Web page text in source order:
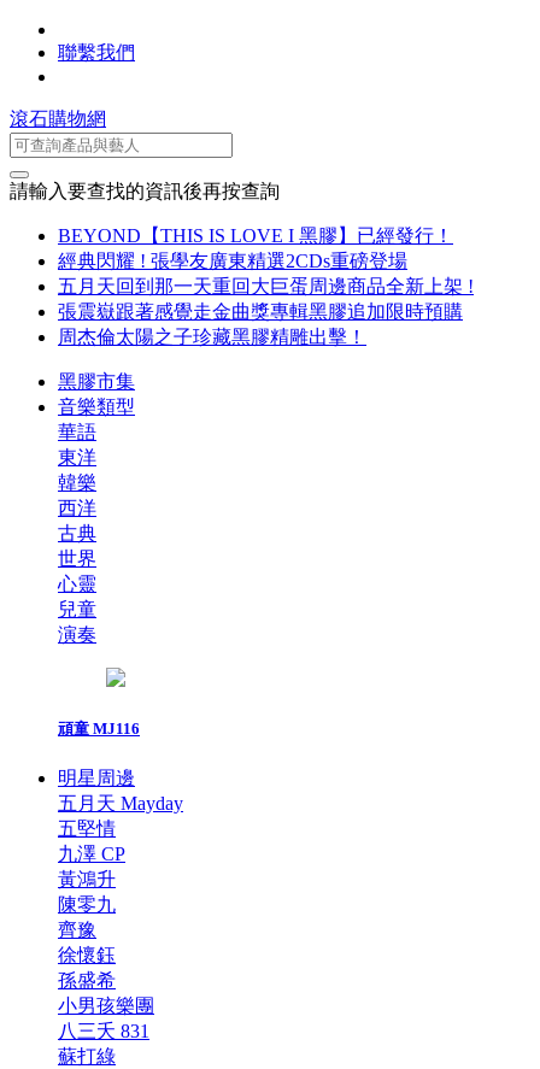
聯繫我們
滾石購物網
請輸入要查找的資訊後再按查詢
BEYOND【THIS IS LOVE I 黑膠】已經發行！
經典閃耀 ! 張學友廣東精選2CDs重磅登場
五月天回到那一天重回大巨蛋周邊商品全新上架 !
張震嶽跟著感覺走金曲獎專輯黑膠追加限時預購
周杰倫太陽之子珍藏黑膠精雕出擊！
黑膠市集
音樂類型
華語
東洋
韓樂
西洋
古典
世界
心靈
兒童
演奏
頑童 MJ116
明星周邊
五月天 Mayday
五堅情
九澤 CP
黃鴻升
陳零九
齊豫
徐懷鈺
孫盛希
小男孩樂團
八三夭 831
蘇打綠